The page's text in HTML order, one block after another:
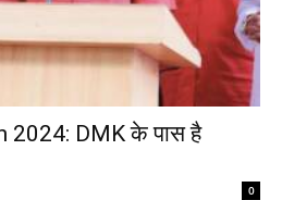
2024: DMK के पास है
0